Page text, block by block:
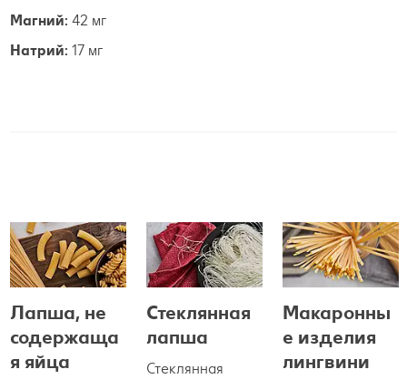
Магний: 42 мг
Натрий: 17 мг
Лапша, не
содержаща
я яйца
Стеклянная
лапша
Стеклянная
Макаронны
е изделия
лингвини